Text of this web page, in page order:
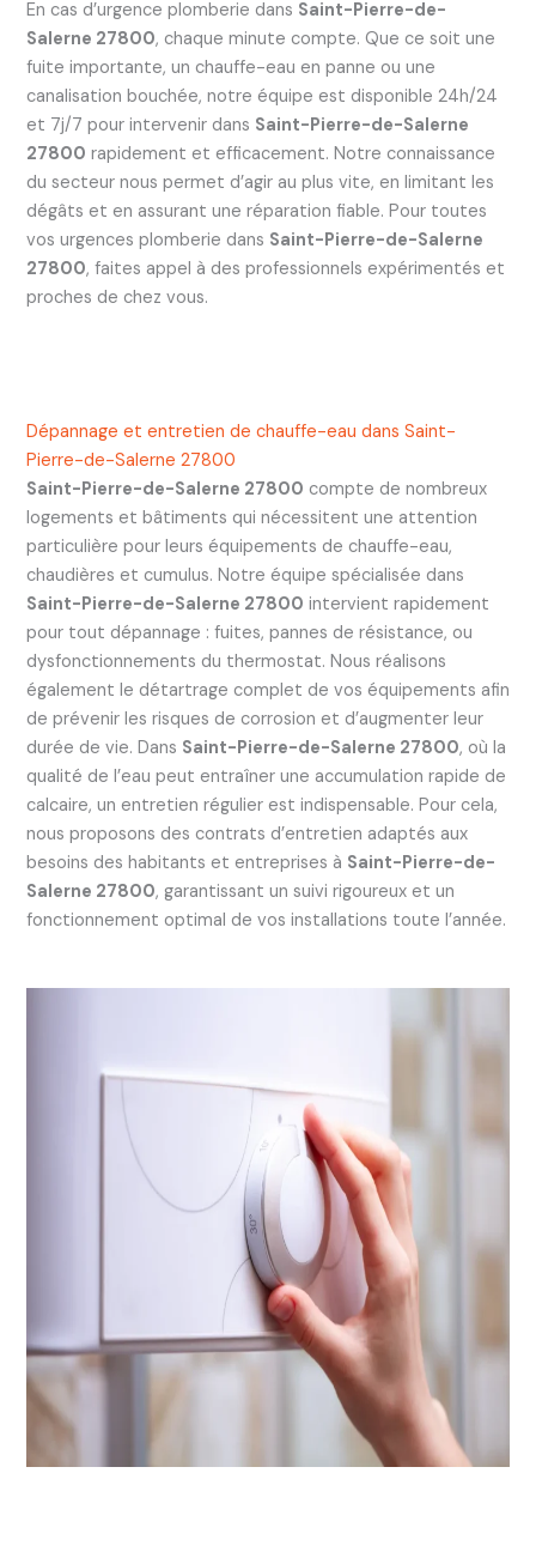
En cas d’urgence plomberie dans Saint-Pierre-de-
Salerne 27800, chaque minute compte. Que ce soit une
fuite importante, un chauffe-eau en panne ou une
canalisation bouchée, notre équipe est disponible 24h/24
et 7j/7 pour intervenir dans Saint-Pierre-de-Salerne
27800 rapidement et efficacement. Notre connaissance
du secteur nous permet d’agir au plus vite, en limitant les
dégâts et en assurant une réparation fiable. Pour toutes
vos urgences plomberie dans Saint-Pierre-de-Salerne
27800, faites appel à des professionnels expérimentés et
proches de chez vous.
Dépannage et entretien de chauffe-eau dans Saint-
Pierre-de-Salerne 27800
Saint-Pierre-de-Salerne 27800 compte de nombreux
logements et bâtiments qui nécessitent une attention
particulière pour leurs équipements de chauffe-eau,
chaudières et cumulus. Notre équipe spécialisée dans
Saint-Pierre-de-Salerne 27800 intervient rapidement
pour tout dépannage : fuites, pannes de résistance, ou
dysfonctionnements du thermostat. Nous réalisons
également le détartrage complet de vos équipements afin
de prévenir les risques de corrosion et d’augmenter leur
durée de vie. Dans Saint-Pierre-de-Salerne 27800, où la
qualité de l’eau peut entraîner une accumulation rapide de
calcaire, un entretien régulier est indispensable. Pour cela,
nous proposons des contrats d’entretien adaptés aux
besoins des habitants et entreprises à Saint-Pierre-de-
Salerne 27800, garantissant un suivi rigoureux et un
fonctionnement optimal de vos installations toute l’année.